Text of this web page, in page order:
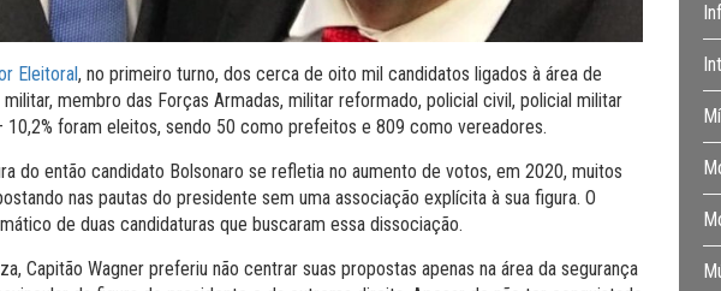
Eleitoral, no primeiro turno, dos cerca de oito mil candidatos ligados à área de
membro das Forças Armadas, militar reformado, policial civil, policial militar
10,2% foram eleitos, sendo 50 como prefeitos e 809 como vereadores.
do então candidato Bolsonaro se refletia no aumento de votos, em 2020, muitos
nas pautas do presidente sem uma associação explícita à sua figura. O
de duas candidaturas que buscaram essa dissociação.
Capitão Wagner preferiu não centrar suas propostas apenas na área da segurança